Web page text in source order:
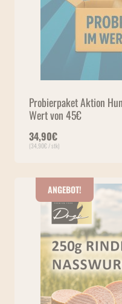
Probierpaket Aktion
Wert von 45€
34,90€
(34,90€ / stk)
ANGEBOT!